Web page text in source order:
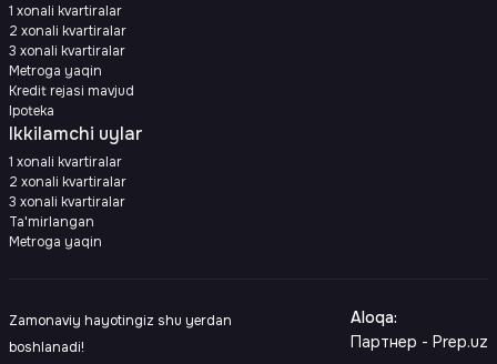
1 xonali kvartiralar
2 xonali kvartiralar
3 xonali kvartiralar
Metroga yaqin
Kredit rejasi mavjud
Ipoteka
Ikkilamchi uylar
1 xonali kvartiralar
2 xonali kvartiralar
3 xonali kvartiralar
Ta'mirlangan
Metroga yaqin
Zamonaviy hayotingiz shu yerdan
boshlanadi!
Aloqa:
Партнер - Prep.uz